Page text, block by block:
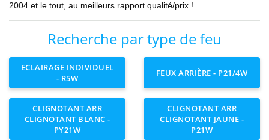
2004 et le tout, au meilleurs rapport qualité/prix !
Recherche par type de feu
ECLAIRAGE INDIVIDUEL
- R5W
FEUX ARRIÈRE - P21/4W
CLIGNOTANT ARR
CLIGNOTANT BLANC -
PY21W
CLIGNOTANT ARR
CLIGNOTANT JAUNE -
P21W